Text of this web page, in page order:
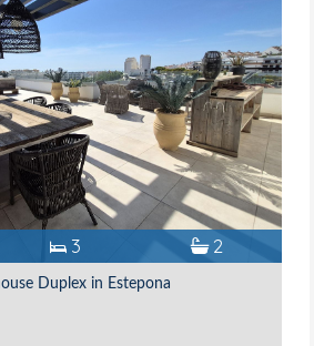
3 2
Duplex in Estepona